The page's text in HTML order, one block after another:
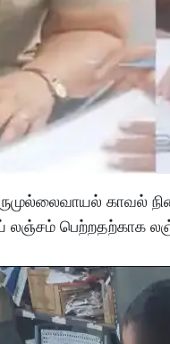
லஞ்சம் பெற்றதற்காக